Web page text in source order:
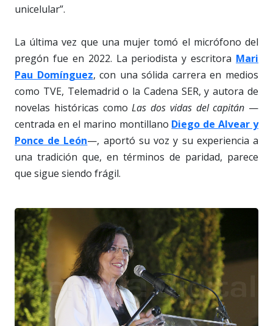
unicelular”.
La última vez que una mujer tomó el micrófono del
pregón fue en 2022. La periodista y escritora Mari
Pau Domínguez, con una sólida carrera en medios
como TVE, Telemadrid o la Cadena SER, y autora de
novelas históricas comoLas dos vidas del capitán —
centrada en el marino montillano Diego de Alvear y
Ponce de León—, aportó su voz y su experiencia a
una tradición que, en términos de paridad, parece
que sigue siendo frágil.